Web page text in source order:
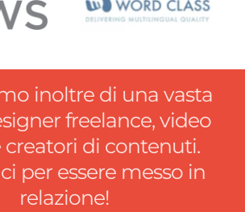
inoltre di una vasta
freelance, video
creatori di contenuti.
per essere messo in
relazione!